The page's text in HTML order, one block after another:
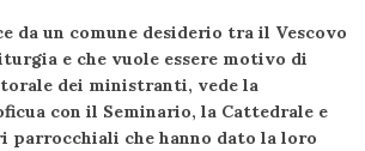
da un comune desiderio tra il Vescovo
e che vuole essere motivo di
dei ministranti, vede la
con il Seminario, la Cattedrale e
parrocchiali che hanno dato la loro